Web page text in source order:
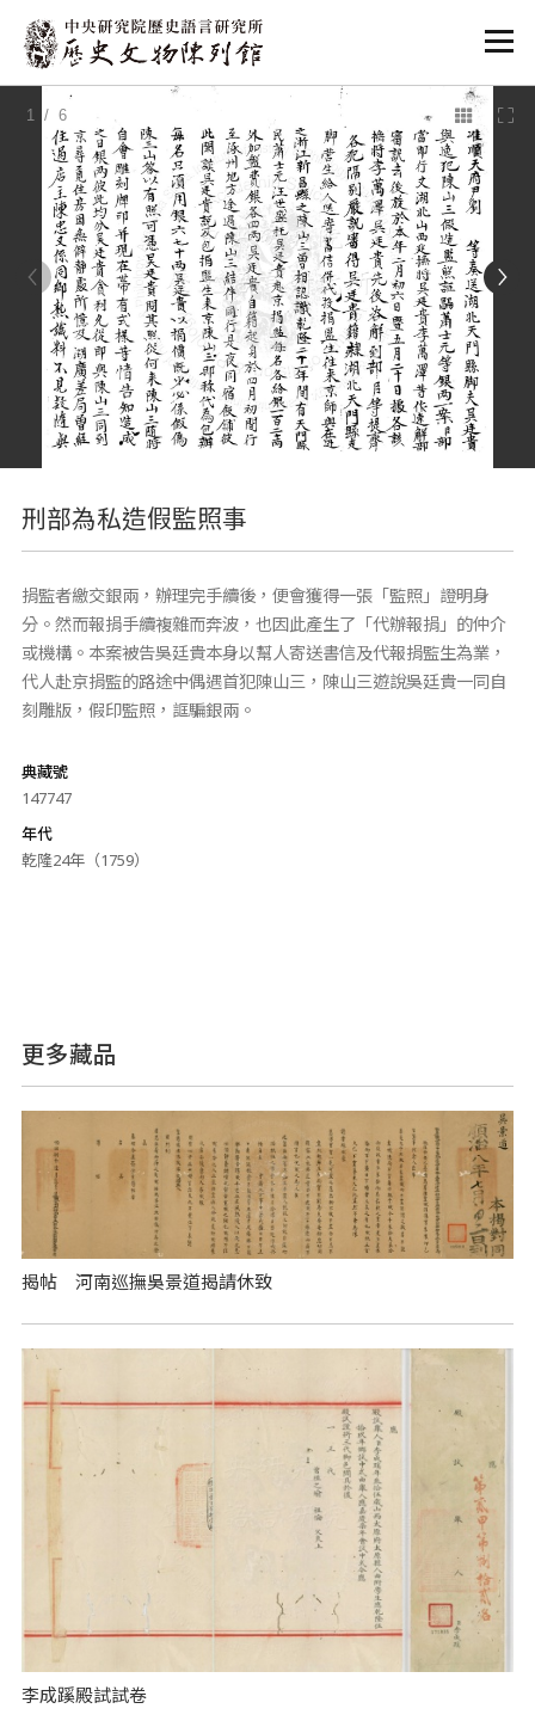
:::
1 / 6
刑部為私造假監照事
捐監者繳交銀兩，辦理完手續後，便會獲得一張「監照」證明身
分。然而報捐手續複雜而奔波，也因此產生了「代辦報捐」的仲介
或機構。本案被告吳廷貴本身以幫人寄送書信及代報捐監生為業，
代人赴京捐監的路途中偶遇首犯陳山三，陳山三遊說吳廷貴一同自
刻雕版，假印監照，誆騙銀兩。
典藏號
147747
年代
乾隆24年（1759）
更多藏品
揭帖 河南巡撫吳景道揭請休致
李成蹊殿試試卷